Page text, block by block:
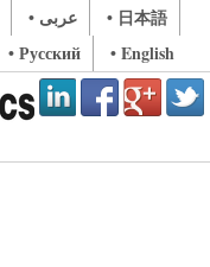
• عربى
• 日本語
• Русский • English